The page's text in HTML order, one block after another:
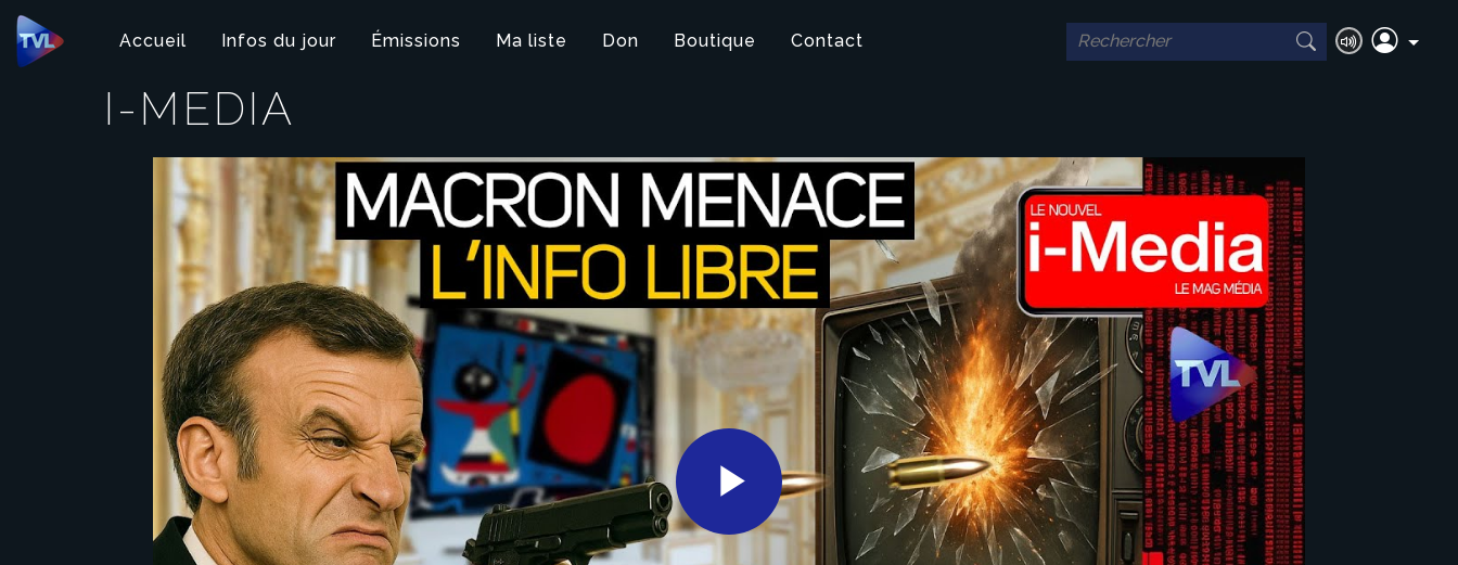
Panneau de gestion des cookies
Accueil Infos du jour Émissions Ma liste Don Boutique Contact
I-MEDIA
Play